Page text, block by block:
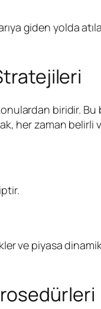
giden yolda
biridir. Bu
her zaman belirli
ve piyasa